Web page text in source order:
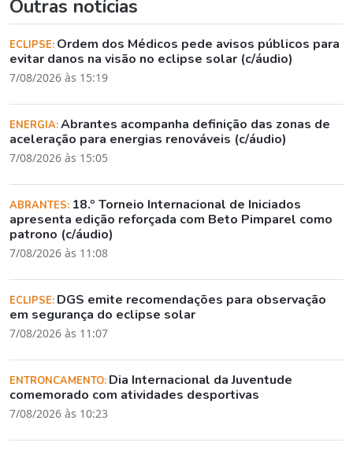
Outras notícias
ECLIPSE: Ordem dos Médicos pede avisos públicos para
evitar danos na visão no eclipse solar (c/áudio)
7/08/2026 às 15:19
ENERGIA:Abrantes acompanha definição das zonas de
aceleração para energias renováveis (c/áudio)
7/08/2026 às 15:05
ABRANTES: 18.º Torneio Internacional de Iniciados
apresenta edição reforçada com Beto Pimparel como
patrono (c/áudio)
7/08/2026 às 11:08
ECLIPSE: DGS emite recomendações para observação
em segurança do eclipse solar
7/08/2026 às 11:07
ENTRONCAMENTO: Dia Internacional da Juventude
comemorado com atividades desportivas
7/08/2026 às 10:23